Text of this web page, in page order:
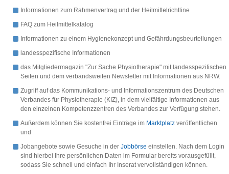
Informationen zum Rahmenvertrag und der Heilmittelrichtline
FAQ zum Heilmittelkatalog
Informationen zu einem Hygienekonzept und Gefährdungsbeurteilungen
landesspezifische Informationen
das Mitgliedermagazin "Zur Sache Physiotherapie" mit landesspezifischen
Seiten und dem verbandsweiten Newsletter mit Informationen aus NRW.
Zugriff auf das Kommunikations- und Informationszentrum des Deutschen
Verbandes für Physiotherapie (KIZ), in dem vielfältige Informationen aus
den einzelnen Kompetenzzentren des Verbandes zur Verfügung stehen.
Außerdem können Sie kostenfrei Einträge im Marktplatz veröffentlichen
und
Jobangebote sowie Gesuche in der Jobbörse einstellen. Nach dem Login
sind hierbei Ihre persönlichen Daten im Formular bereits vorausgefüllt,
sodass Sie schnell und einfach Ihr Inserat vervollständigen können.